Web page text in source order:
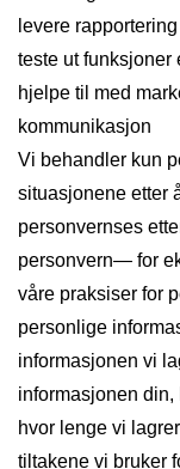
levere
teste ut funksjoner
hjelpe til med
kommunikasjon
Vi behandler kun
situasjonene etter
personvernses
personvern— for
våre praksiser for
personlige
informasjonen vi
informasjonen
hvor lenge vi
tiltakene vi bruker